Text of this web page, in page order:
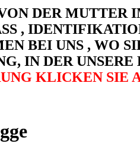
DER MUTTER
,
BEI UNS , WO
IN DER
KLICKEN SIE